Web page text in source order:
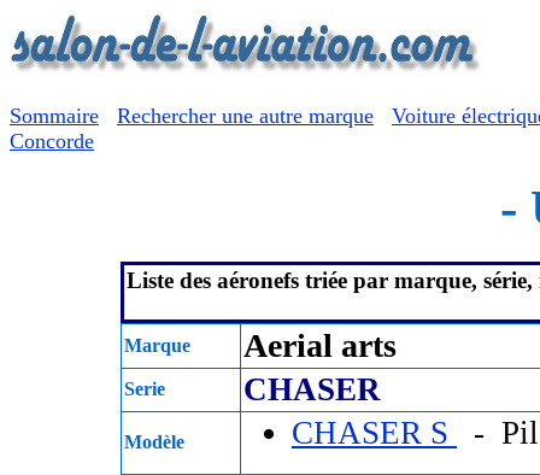
Sommaire Rechercher une autre marque
Voiture
Concorde
-
Liste des aéronefs triée par marque, série,
Marque Aerial arts
Serie CHASER
Modèle CHASER S -